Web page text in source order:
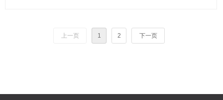
上一页 1 2 下一页